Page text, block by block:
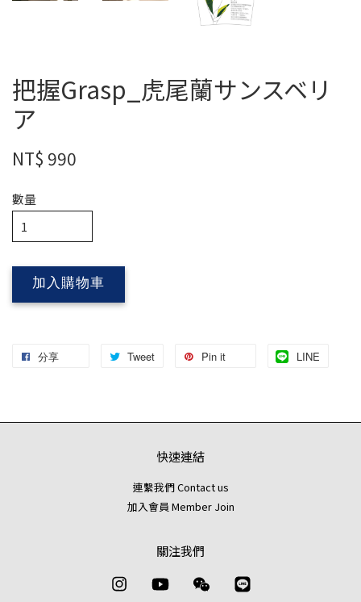
把握Grasp_虎尾蘭サンスベリ
ア
NT$ 990
數量
加入購物車
分享 Tweet Pin it LINE
快速連結
連繫我們 Contact us
加入會員 Member Join
關注我們
Instagram YouTube Wechat